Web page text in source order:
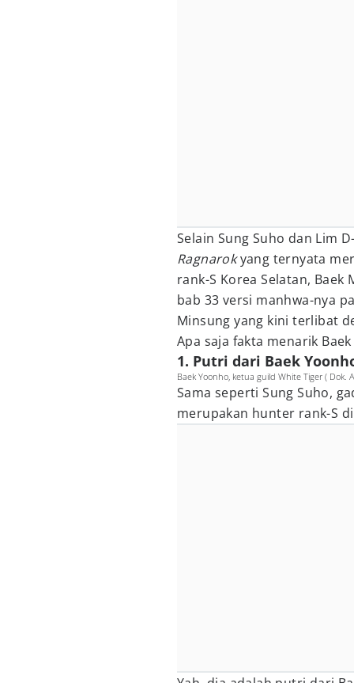
Selain Sung Suho dan Lim
Ragnarokyang ternyata
rank-S Korea Selatan,
bab 33 versi manhwa-nya
Minsung yang kini terlibat
Apa saja fakta menarik
1. Putri dari Baek
Baek Yoonho, ketua guild White Tiger ( Dok.
Sama seperti Sung Suho,
merupakan hunter rank-S